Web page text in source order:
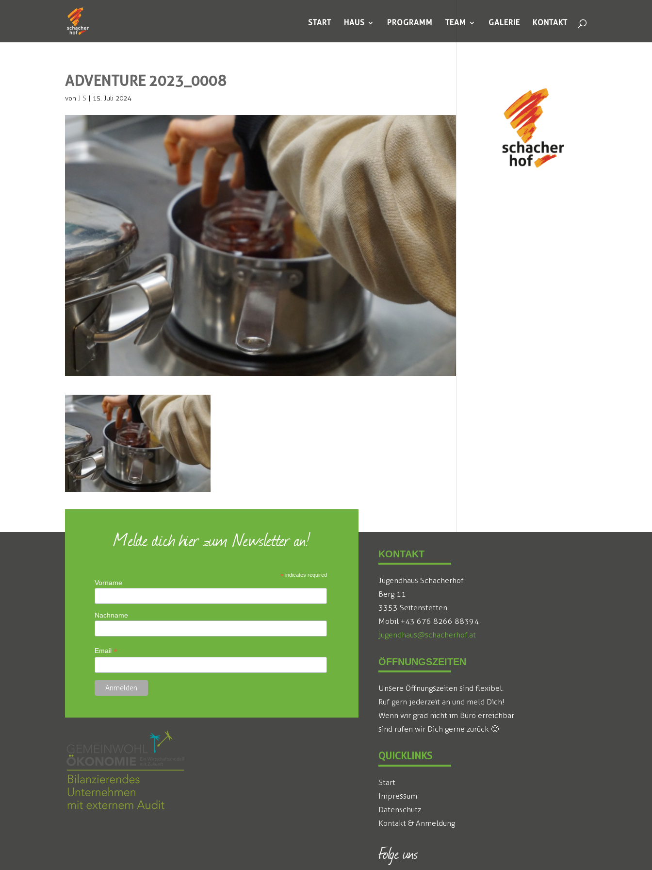
START HAUS PROGRAMM TEAM GALERIE KONTAKT
ADVENTURE 2023_0008
vonJ S | 15. Juli 2024
Melde dich hier zum Newsletter an!
* indicates required
Vorname
Nachname
Email *
KONTAKT
Jugendhaus Schacherhof
Berg 11
3353 Seitenstetten
Mobil +43 676 8266 88394
jugendhaus@schacherhof.at
ÖFFNUNGSZEITEN
Unsere Öffnungszeiten sind flexibel.
Ruf gern jederzeit an und meld Dich!
Wenn wir grad nicht im Büro erreichbar
sind rufen wir Dich gerne zurück 🙂
QUICKLINKS
Start
Impressum
Datenschutz
Kontakt & Anmeldung
Folge uns